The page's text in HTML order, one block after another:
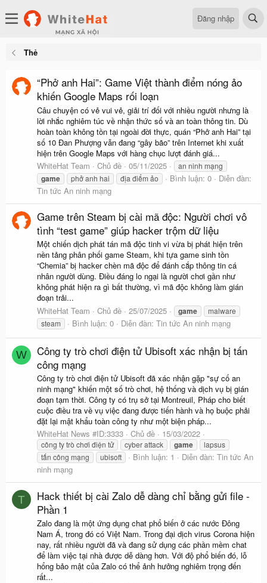
Đăng nhập
Thẻ
“Phở anh Hai”: Game Việt thành điểm nóng ảo
khiến Google Maps rối loạn
Câu chuyện có vẻ vui vẻ, giải trí đối với nhiều người nhưng là
lời nhắc nghiêm túc về nhận thức số và an toàn thông tin. Dù
hoàn toàn không tồn tại ngoài đời thực, quán “Phở anh Hai” tại
số 10 Đan Phượng vẫn đang “gây bão” trên Internet khi xuất
hiện trên Google Maps với hàng chục lượt đánh giá...
WhiteHat Team
Chủ đề 05/11/2025 an ninh mạng
game phở anh hai địa điểm ảo Bình luận: 0
Diễn đàn:
Tin tức An ninh mạng
Game trên Steam bị cài mã độc: Người chơi vô
tình “test game” giúp hacker trộm dữ liệu
Một chiến dịch phát tán mã độc tinh vi vừa bị phát hiện trên
nền tảng phân phối game Steam, khi tựa game sinh tồn
“Chemia” bị hacker chèn mã độc để đánh cắp thông tin cá
nhân người dùng. Điều đáng lo ngại là người chơi gần như
không phát hiện ra gì bất thường, vì mã độc không làm gián
đoạn trải...
WhiteHat Team
Chủ đề 25/07/2025 game
malware
steam
Bình luận: 0 Diễn đàn: Tin tức An ninh mạng
W
Công ty trò chơi điện tử Ubisoft xác nhận bị tấn
công mạng
Công ty trò chơi điện tử Ubisoft đã xác nhận gặp "sự cố an
ninh mạng" khiến một số trò chơi, hệ thống và dịch vụ bị gián
đoạn tạm thời. Công ty có trụ sở tại Montreuil, Pháp cho biết
cuộc điều tra về vụ việc đang được tiến hành và họ buộc phải
đặt lại mật khẩu toàn công ty như một biện pháp...
WhiteHat News #ID:3333
Chủ đề 15/03/2022
công ty trò chơi điện tử cyber attack game
lapsus
tấn công mạng
ubisoft Bình luận: 1 Diễn đàn: Tin tức An
ninh mạng
T
Hack thiết bị cài Zalo dễ dàng chỉ bằng gửi file -
Phần 1
Zalo đang là một ứng dụng chat phổ biến ở các nước Đông
Nam Á, trong đó có Việt Nam. Trong đại dịch virus Corona hiện
nay, rất nhiều người đã và đang sử dụng các phần mềm chat
để làm việc tại nhà được dễ dàng hơn. Với độ phổ biến đó, lỗ
hổng bảo mật của Zalo có thể ảnh hưởng nghiêm trọng đến
rất...